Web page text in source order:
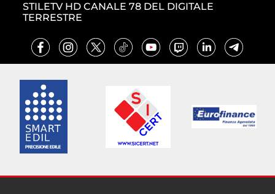
STILETV HD CANALE 78 DEL DIGITALE
TERRESTRE